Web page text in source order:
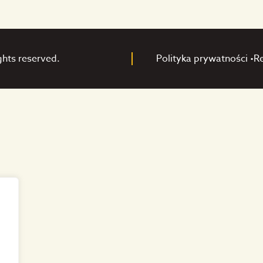
reserved. Polityka prywatności •